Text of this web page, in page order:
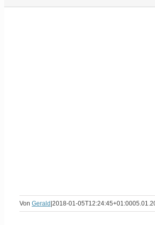
Von Gerald 2018-01-05T12:24:45+01:00